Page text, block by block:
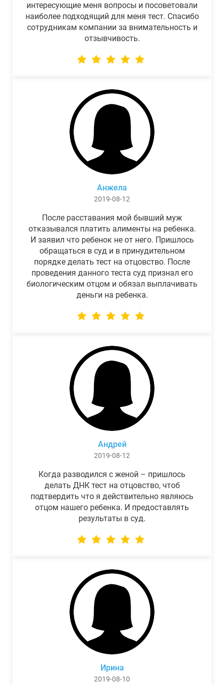
интересующие меня вопросы и посоветовали
наиболее подходящий для меня тест. Спасибо
сотрудникам компании за внимательность и
отзывчивость.
Анжела
2019-08-12
После расставания мой бывший муж
отказывался платить алименты на ребенка.
И заявил что ребенок не от него. Пришлось
обращаться в суд и в принудительном
порядке делать тест на отцовство. После
проведения данного теста суд признал его
биологическим отцом и обязал выплачивать
деньги на ребенка.
Андрей
2019-08-12
Когда разводился с женой – пришлось
делать ДНК тест на отцовство, чтоб
подтвердить что я действительно являюсь
отцом нашего ребенка. И предоставлять
результаты в суд.
Ирина
2019-08-10